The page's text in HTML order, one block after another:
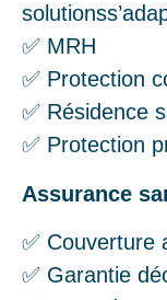
✅ MRH
✅ Protection
✅ Résidence
✅ Protection
Assurance
✅ Couverture
✅ Garantie